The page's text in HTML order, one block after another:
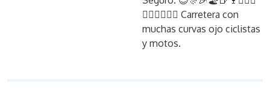
🏊🏼‍♂️🚴🏾‍♂️ Carretera con
muchas curvas ojo ciclistas
y motos.